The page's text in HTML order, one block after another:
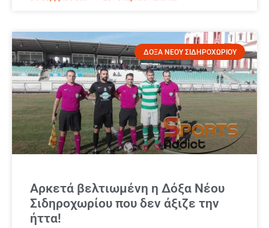
ΔΟΞΑ ΝΕΟΥ ΣΙΔΗΡΟΧΩΡΙΟΥ
Αρκετά βελτιωμένη η Δόξα Νέου
Σιδηροχωρίου που δεν άξιζε την
ήττα!